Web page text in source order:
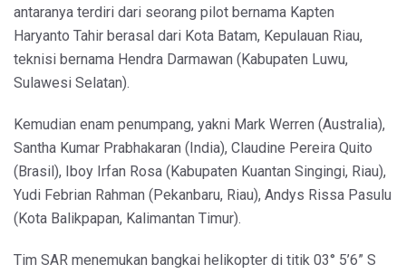
antaranya terdiri dari seorang pilot bernama Kapten
Haryanto Tahir berasal dari Kota Batam, Kepulauan Riau,
teknisi bernama Hendra Darmawan (Kabupaten Luwu,
Sulawesi Selatan).
Kemudian enam penumpang, yakni Mark Werren (Australia),
Santha Kumar Prabhakaran (India), Claudine Pereira Quito
(Brasil), Iboy Irfan Rosa (Kabupaten Kuantan Singingi, Riau),
Yudi Febrian Rahman (Pekanbaru, Riau), Andys Rissa Pasulu
(Kota Balikpapan, Kalimantan Timur).
Tim SAR menemukan bangkai helikopter di titik 03° 5’6” S